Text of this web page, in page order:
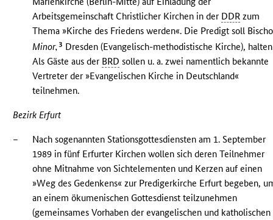
Arbeitsgemeinschaft Christlicher Kirchen in der DDR zum
Thema »Kirche des Friedens werden«. Die Predigt soll
Minor,3 Dresden (Evangelisch-methodistische Kirche),
Als Gäste aus der BRD sollen u. a. zwei namentlich bekannte
Vertreter der »Evangelischen Kirche in Deutschland«
teilnehmen.
Bezirk Erfurt
–
Nach sogenannten Stationsgottesdiensten am 1. September
1989 in fünf Erfurter Kirchen wollen sich deren Teilnehmer
ohne Mitnahme von Sichtelementen und Kerzen auf einen
»Weg des Gedenkens« zur Predigerkirche Erfurt begeben,
an einem ökumenischen Gottesdienst teilzunehmen
(gemeinsames Vorhaben der evangelischen und katholischen